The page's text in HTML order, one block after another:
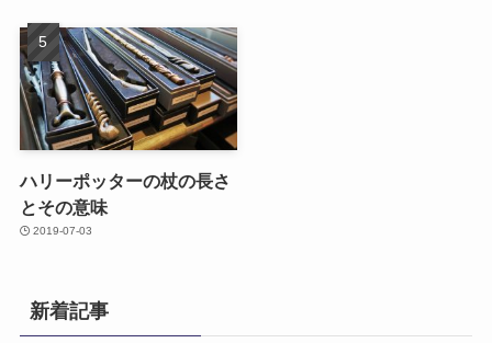
ハリーポッターの杖の長さ
とその意味
2019-07-03
新着記事